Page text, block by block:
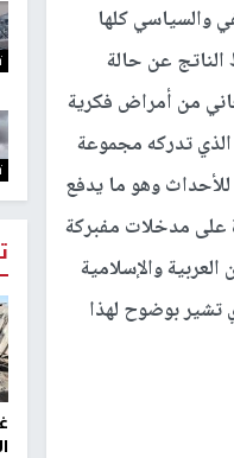
والسياسي كلها
عن حالة
من أمراض فكرية
تدركه مجموعة
وهو ما يدفع
على مدخلات مفبركة
والإسلامية
تشير بوضوح لهذا